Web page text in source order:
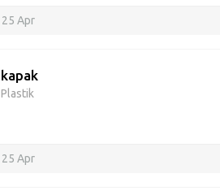
25 Apr
kapak
Plastik
25 Apr